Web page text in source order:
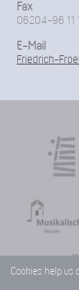
Fax
06204-96 11
E-Mail
Friedrich-
Cookies help us